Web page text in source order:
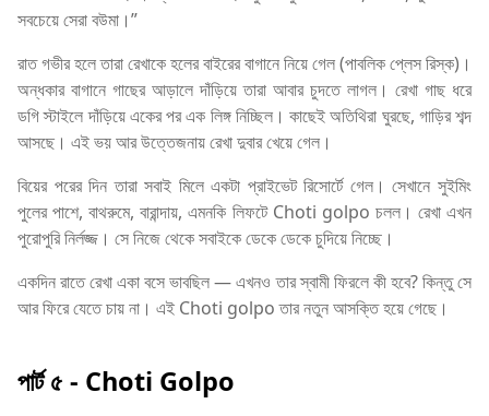
সবচেয়ে সেরা বউমা।”
রাত গভীর হলে তারা রেখাকে হলের বাইরের বাগানে নিয়ে গেল (পাবলিক প্লেস রিস্ক)।
অন্ধকার বাগানে গাছের আড়ালে দাঁড়িয়ে তারা আবার চুদতে লাগল। রেখা গাছ ধরে
ডগি স্টাইলে দাঁড়িয়ে একের পর এক লিঙ্গ নিচ্ছিল। কাছেই অতিথিরা ঘুরছে, গাড়ির শব্দ
আসছে। এই ভয় আর উত্তেজনায় রেখা দুবার খেয়ে গেল।
বিয়ের পরের দিন তারা সবাই মিলে একটা প্রাইভেট রিসোর্টে গেল। সেখানে সুইমিং
পুলের পাশে, বাথরুমে, বারান্দায়, এমনকি লিফটে Choti golpo চলল। রেখা এখন
পুরোপুরি নির্লজ্জ। সে নিজে থেকে সবাইকে ডেকে ডেকে চুদিয়ে নিচ্ছে।
একদিন রাতে রেখা একা বসে ভাবছিল — এখনও তার স্বামী ফিরলে কী হবে? কিন্তু সে
আর ফিরে যেতে চায় না। এই Choti golpo তার নতুন আসক্তি হয়ে গেছে।
পার্ট ৫ - Choti Golpo